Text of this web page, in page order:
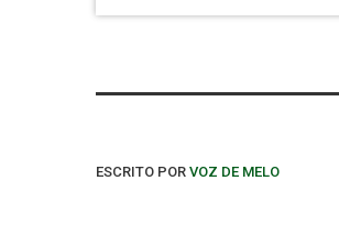
ESCRITO POR VOZ DE MELO